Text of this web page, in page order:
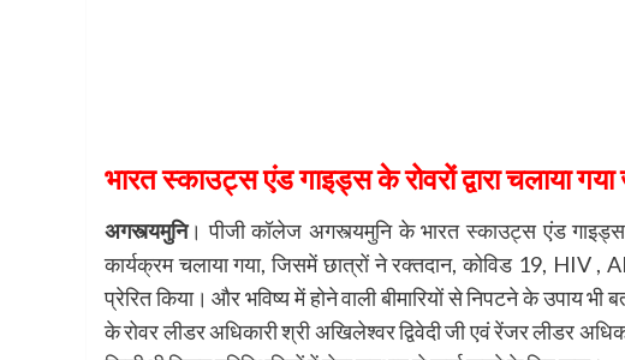
भारत स्काउट्स एंड गाइड्स के रोवरों द्वारा चलाया
अगस्त्यमुनि। पीजी कॉलेज अगस्त्यमुनि के भारत स्काउट्स एंड गाइड्स
कार्यक्रम चलाया गया, जिसमें छात्रों ने रक्तदान, कोविड 19, HIV ,
प्रेरित किया। और भविष्य में होने वाली बीमारियों से निपटने के उपाय
के रोवर लीडर अधिकारी श्री अखिलेश्वर द्विवेदी जी एवं रेंजर लीडर